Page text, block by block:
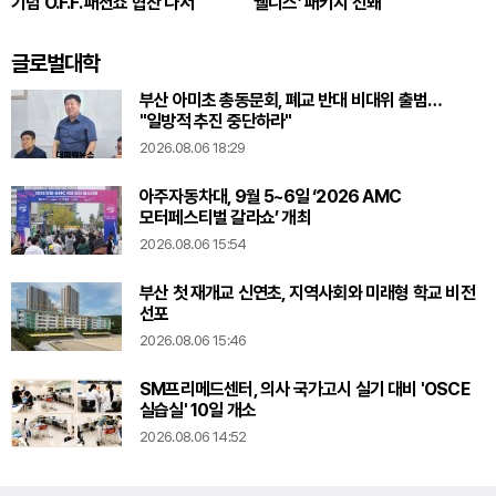
글로벌대학
부산 아미초 총동문회, 폐교 반대 비대위 출범…
"일방적 추진 중단하라"
2026.08.06 18:29
아주자동차대, 9월 5~6일 ‘2026 AMC
모터페스티벌 갈라쇼’ 개최
2026.08.06 15:54
부산 첫 재개교 신연초, 지역사회와 미래형 학교 비전
선포
2026.08.06 15:46
SM프리메드센터, 의사 국가고시 실기 대비 'OSCE
실습실' 10일 개소
2026.08.06 14:52